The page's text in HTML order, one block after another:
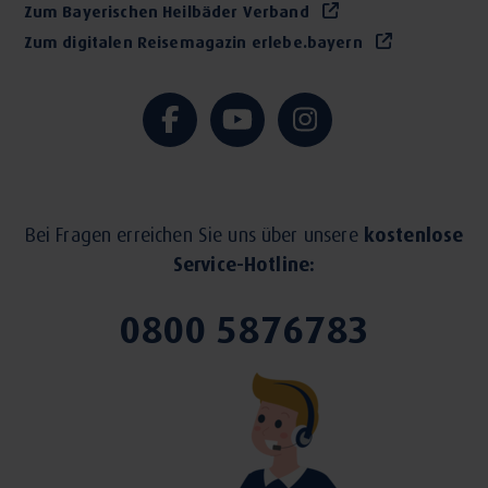
Zum Bayerischen Heilbäder Verband
Zum digitalen Reisemagazin erlebe.bayern
Bei Fragen erreichen Sie uns über unsere kostenlose
Service-Hotline:
0800 5876783